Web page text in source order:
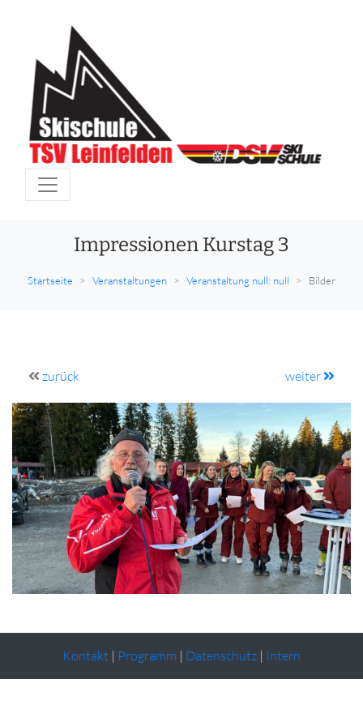
Impressionen Kurstag 3
Startseite Veranstaltungen Veranstaltung null: null Bilder
zurück weiter
Kontakt | Programm | Datenschutz | Intern